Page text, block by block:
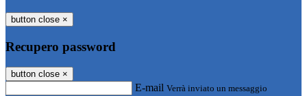
button close ×
Recupero password
button close ×
E-mail Verrà inviato un messaggio